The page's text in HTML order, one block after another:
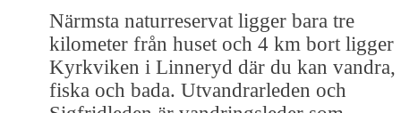
Närmsta naturreservat ligger bara tre
kilometer från huset och 4 km bort ligger
Kyrkviken i Linneryd där du kan vandra,
fiska och bada. Utvandrarleden och